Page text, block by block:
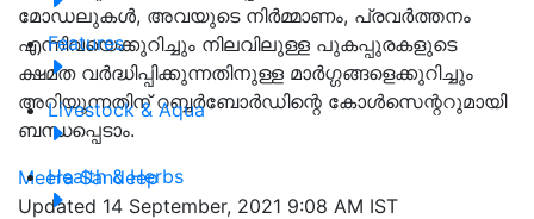
Features
Livestock & Aqua
Health & Herbs
മോഡലുകള്‍, അവയുടെ നിര്‍മ്മാണം, പ്രവര്‍ത്തനം
എന്നിവയെക്കുറിച്ചും നിലവിലുള്ള പുകപ്പുരകളുടെ
ക്ഷമത വര്‍ദ്ധിപ്പിക്കുന്നതിനുള്ള മാര്‍ഗ്ഗങ്ങളെക്കുറിച്ചും
അറിയുന്നതിന് റബ്ബര്‍ബോര്‍ഡിന്റെ കോള്‍സെന്ററുമായി
ബന്ധപ്പെടാം.
Meera Sandeep
Updated 14 September, 2021 9:08 AM IST